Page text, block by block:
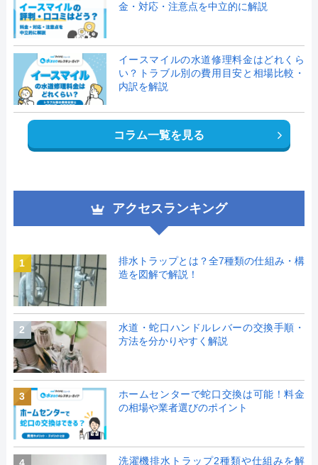
金・対応・注意点を中立的に解説
イースマイルの水道修理料金はどれくら
い？トラブル別の費用目安と相場比較・
内訳を解説
コラム一覧を見る
アクセスランキング
1
排水トラップとは？全7種類の仕組み・構
造を図解で解説！
2
水道・蛇口ハンドルレバーの交換手順・
方法を分かりやすく解説
3
ホームセンターで蛇口交換は可能！料金
の相場や業者選びのポイント
洗濯機排水トラップ2種類や仕組みを解